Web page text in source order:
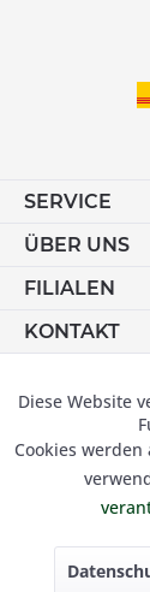
SERVICE
ÜBER UNS
FILIALEN
KONTAKT
© 2019
der
Funktionale
Marketing
Tracking
Diese Website
Cookies